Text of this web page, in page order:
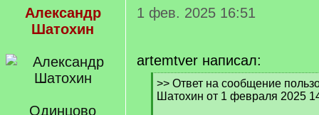
Александр
Шатохин
Одинцово
1 фев. 2025 16:51
artemtver написал:
[
q
>> Ответ на сообщение
Шатохин от 1 февраля 2025